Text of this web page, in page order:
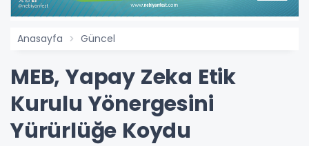
Anasayfa Güncel
MEB, Yapay Zeka Etik
Kurulu Yönergesini
Yürürlüğe Koydu